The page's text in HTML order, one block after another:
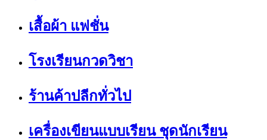
เสื้อผ้า แฟชั่น
โรงเรียนกวดวิชา
ร้านค้าปลีกทั่วไป
เครื่องเขียนแบบเรียน ชุดนักเรียน